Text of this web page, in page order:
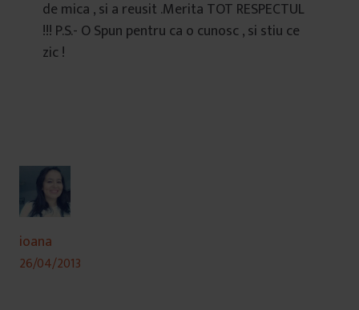
de mica , si a reusit .Merita TOT RESPECTUL
!!! P.S.- O Spun pentru ca o cunosc , si stiu ce
zic !
ioana
26/04/2013